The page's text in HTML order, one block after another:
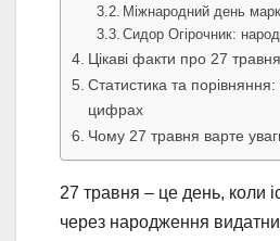
Міжнародний день
Сидор Огірочник:
Цікаві факти про 27 травня
Статистика та
цифрах
Чому 27 травня варте
27 травня – це день, коли
через народження